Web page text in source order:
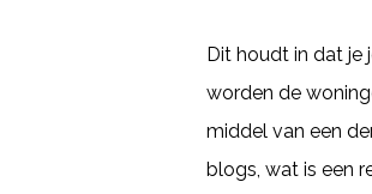
Dit houdt in dat je
worden de
middel van een
blogs, wat is een